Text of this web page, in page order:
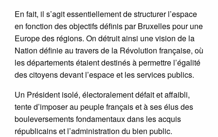
En fait, il s’agit essentiellement de structurer l’espace
en fonction des objectifs définis par Bruxelles pour une
Europe des régions. On détruit ainsi une vision de la
Nation définie au travers de la Révolution française, où
les départements étaient destinés à permettre l’égalité
des citoyens devant l’espace et les services publics.
Un Président isolé, électoralement défait et affaibli,
tente d’imposer au peuple français et à ses élus des
bouleversements fondamentaux dans les acquis
républicains et l’administration du bien public.